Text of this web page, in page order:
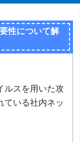
性について解
ルスを用いた攻
ている社内ネッ